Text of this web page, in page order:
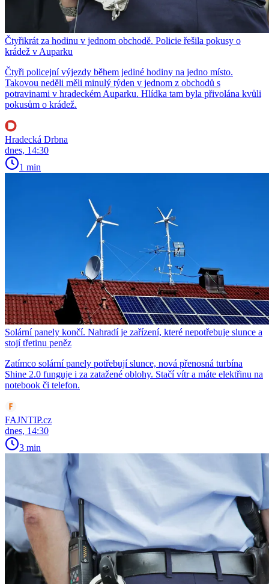
Čtyřikrát za hodinu v jednom obchodě. Policie řešila pokusy o
krádež v Auparku
Čtyři policejní výjezdy během jediné hodiny na jedno místo.
Takovou neděli měli minulý týden v jednom z obchodů s
potravinami v hradeckém Auparku. Hlídka tam byla přivolána kvůli
pokusům o krádež.
Hradecká Drbna
dnes, 14:30
1 min
Solární panely končí. Nahradí je zařízení, které nepotřebuje slunce a
stojí třetinu peněz
Zatímco solární panely potřebují slunce, nová přenosná turbína
Shine 2.0 funguje i za zatažené oblohy. Stačí vítr a máte elektřinu na
notebook či telefon.
FAJNTIP.cz
dnes, 14:30
3 min